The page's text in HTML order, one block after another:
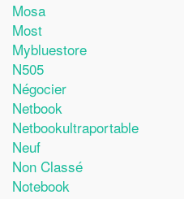
Mosa
Most
Mybluestore
N505
Négocier
Netbook
Netbookultraportable
Neuf
Non Classé
Notebook